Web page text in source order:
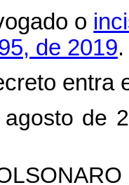
o
de 2019.
entra
de